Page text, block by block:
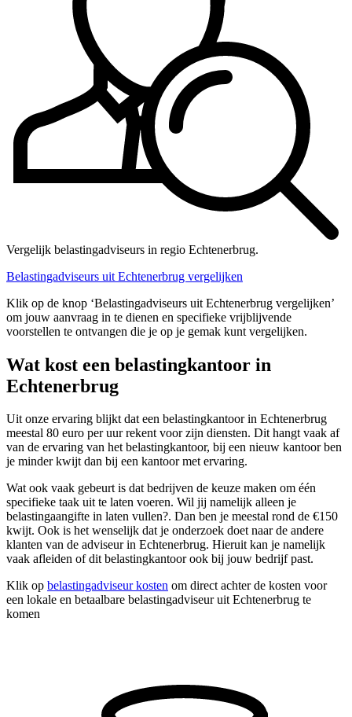
Vergelijk belastingadviseurs in regio Echtenerbrug.
Belastingadviseurs uit Echtenerbrug vergelijken
Klik op de knop ‘Belastingadviseurs uit Echtenerbrug vergelijken’
om jouw aanvraag in te dienen en specifieke vrijblijvende
voorstellen te ontvangen die je op je gemak kunt vergelijken.
Wat kost een belastingkantoor in
Echtenerbrug
Uit onze ervaring blijkt dat een belastingkantoor in Echtenerbrug
meestal 80 euro per uur rekent voor zijn diensten. Dit hangt vaak af
van de ervaring van het belastingkantoor, bij een nieuw kantoor ben
je minder kwijt dan bij een kantoor met ervaring.
Wat ook vaak gebeurt is dat bedrijven de keuze maken om één
specifieke taak uit te laten voeren. Wil jij namelijk alleen je
belastingaangifte in laten vullen?. Dan ben je meestal rond de €150
kwijt. Ook is het wenselijk dat je onderzoek doet naar de andere
klanten van de adviseur in Echtenerbrug. Hieruit kan je namelijk
vaak afleiden of dit belastingkantoor ook bij jouw bedrijf past.
Klik op belastingadviseur kosten om direct achter de kosten voor
een lokale en betaalbare belastingadviseur uit Echtenerbrug te
komen